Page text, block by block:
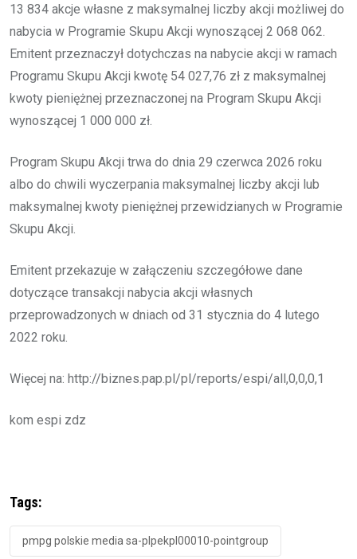
13 834 akcje własne z maksymalnej liczby akcji możliwej do
nabycia w Programie Skupu Akcji wynoszącej 2 068 062.
Emitent przeznaczył dotychczas na nabycie akcji w ramach
Programu Skupu Akcji kwotę 54 027,76 zł z maksymalnej
kwoty pieniężnej przeznaczonej na Program Skupu Akcji
wynoszącej 1 000 000 zł.
Program Skupu Akcji trwa do dnia 29 czerwca 2026 roku
albo do chwili wyczerpania maksymalnej liczby akcji lub
maksymalnej kwoty pieniężnej przewidzianych w Programie
Skupu Akcji.
Emitent przekazuje w załączeniu szczegółowe dane
dotyczące transakcji nabycia akcji własnych
przeprowadzonych w dniach od 31 stycznia do 4 lutego
2022 roku.
Więcej na: http://biznes.pap.pl/pl/reports/espi/all,0,0,0,1
kom espi zdz
Tags:
pmpg polskie media sa-plpekpl00010-pointgroup